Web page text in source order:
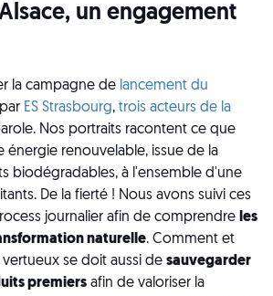
un engagement
la campagne de lancement du
par ES Strasbourg, trois acteurs de la
Nos portraits racontent ce que
renouvelable, issue de la
biodégradables, à l'ensemble d'une
De la fierté ! Nous avons suivi ces
journalier afin de comprendre les
naturelle. Comment et
se doit aussi de sauvegarder
premiers afin de valoriser la